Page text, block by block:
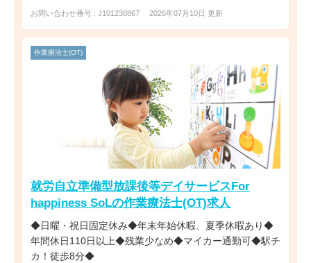
お問い合わせ番号 : J101238867 2026年07月10日 更新
作業療法士(OT)
就労自立準備型放課後等デイサービスFor
happiness SoLの作業療法士(OT)求人
◆日曜・祝日固定休み◆年末年始休暇、夏季休暇あり◆
年間休日110日以上◆残業少なめ◆マイカー通勤可◆駅チ
カ！徒歩8分◆